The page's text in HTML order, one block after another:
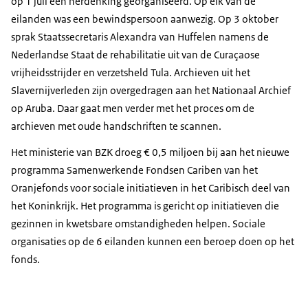
eilanden was een bewindspersoon aanwezig. Op 3 oktober
sprak Staatssecretaris Alexandra van Huffelen namens de
Nederlandse Staat de rehabilitatie uit van de Curaçaose
vrijheidsstrijder en verzetsheld Tula. Archieven uit het
Slavernijverleden zijn overgedragen aan het Nationaal Archief
op Aruba. Daar gaat men verder met het proces om de
archieven met oude handschriften te scannen.
Het ministerie van BZK droeg € 0,5 miljoen bij aan het nieuwe
programma Samenwerkende Fondsen Cariben van het
Oranjefonds voor sociale initiatieven in het Caribisch deel van
het Koninkrijk. Het programma is gericht op initiatieven die
gezinnen in kwetsbare omstandigheden helpen. Sociale
organisaties op de 6 eilanden kunnen een beroep doen op het
fonds.